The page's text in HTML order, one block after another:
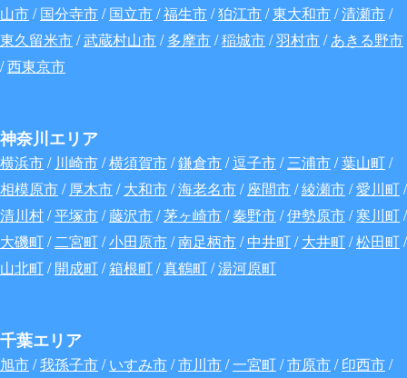
山市/国分寺市/国立市/福生市/狛江市/東大和市/清瀬市/
東久留米市/武蔵村山市/多摩市/稲城市/羽村市/あきる野市
/西東京市
神奈川エリア
横浜市/ 川崎市/横須賀市/鎌倉市/逗子市/三浦市/葉山町/
相模原市/ 厚木市/大和市/海老名市/ 座間市/綾瀬市/愛川町/
清川村/平塚市/藤沢市/茅ヶ崎市/秦野市/伊勢原市/寒川町/
大磯町/ 二宮町/小田原市/南足柄市/中井町/大井町/松田町/
山北町/開成町/箱根町/真鶴町/湯河原町
千葉エリア
旭市/我孫子市/いすみ市/市川市/一宮町/市原市/印西市/